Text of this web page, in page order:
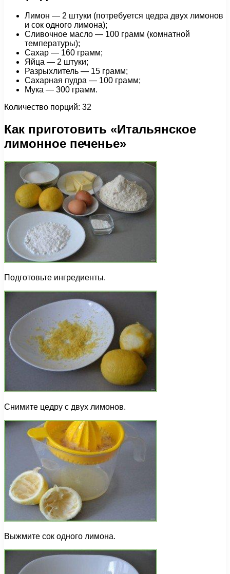
Лимон — 2 штуки (потребуется цедра двух лимонов
и сок одного лимона);
Сливочное масло — 100 грамм (комнатной
температуры);
Сахар — 160 грамм;
Яйца — 2 штуки;
Разрыхлитель — 15 грамм;
Сахарная пудра — 100 грамм;
Мука — 300 грамм.
Количество порций: 32
Как приготовить «Итальянское
лимонное печенье»
Подготовьте ингредиенты.
Снимите цедру с двух лимонов.
Выжмите сок одного лимона.